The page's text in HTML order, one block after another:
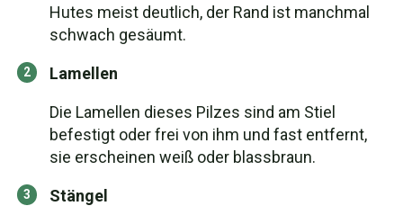
Hutes meist deutlich, der Rand ist manchmal
schwach gesäumt.
Lamellen
Die Lamellen dieses Pilzes sind am Stiel
befestigt oder frei von ihm und fast entfernt,
sie erscheinen weiß oder blassbraun.
Stängel